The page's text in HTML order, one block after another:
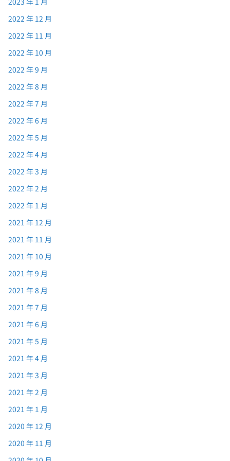
2022 年 12 月
2022 年 11 月
2022 年 10 月
2022 年 9 月
2022 年 8 月
2022 年 7 月
2022 年 6 月
2022 年 5 月
2022 年 4 月
2022 年 3 月
2022 年 2 月
2022 年 1 月
2021 年 12 月
2021 年 11 月
2021 年 10 月
2021 年 9 月
2021 年 8 月
2021 年 7 月
2021 年 6 月
2021 年 5 月
2021 年 4 月
2021 年 3 月
2021 年 2 月
2021 年 1 月
2020 年 12 月
2020 年 11 月